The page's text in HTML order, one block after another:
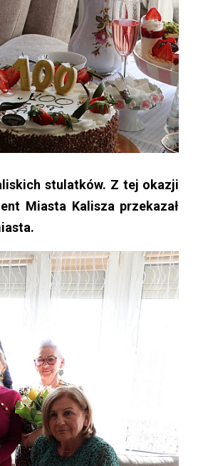
stulatków. Z tej okazji
Miasta Kalisza przekazał